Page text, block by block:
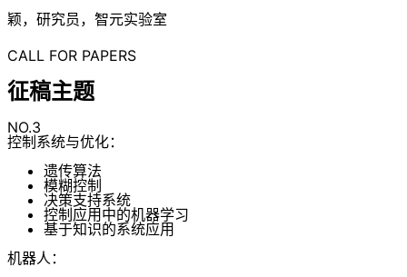
颖，研究员，智元实验室
CALL FOR PAPERS
征稿主题
NO.3
控制系统与优化：
遗传算法
模糊控制
决策支持系统
控制应用中的机器学习
基于知识的系统应用
机器人：